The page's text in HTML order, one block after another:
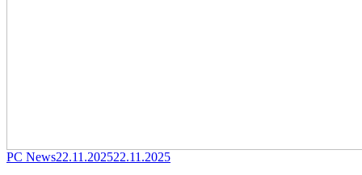
Category
PC NewsPosted
22.11.202522.11.2025